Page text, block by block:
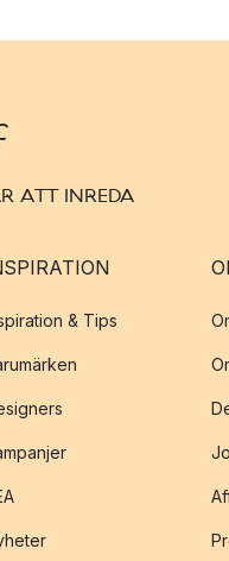
ATT INREDA
& Tips